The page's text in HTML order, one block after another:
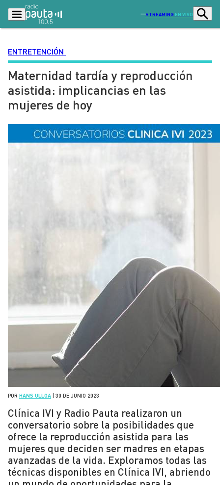
STREAMING EN VIVO
Podcasts Programas
Lo Último
Ciudad
Radio en vivo Sostenibilidad
Tendencias
ENTRETENCIÓN
Maternidad tardía y reproducción
asistida: implicancias en las
mujeres de hoy
POR HANS ULLOA 30 DE JUNIO 2023
Clínica IVI y Radio Pauta realizaron un
conversatorio sobre la posibilidades que
ofrece la reproducción asistida para las
mujeres que deciden ser madres en etapas
avanzadas de la vida. Exploramos todas las
técnicas disponibles en Clínica IVI, abriendo